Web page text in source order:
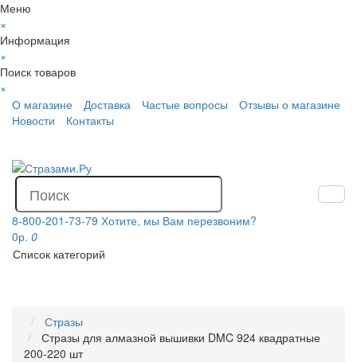
Меню
×
Информация
×
Поиск товаров
×
О магазине
Доставка Частые вопросы
Отзывы о магазине
Новости
Контакты
8-800-201-73-79 Хотите, мы Вам перезвоним?
0р. 0
Список категорий
Стразы
Стразы для алмазной вышивки DMC 924 квадратные
200-220 шт